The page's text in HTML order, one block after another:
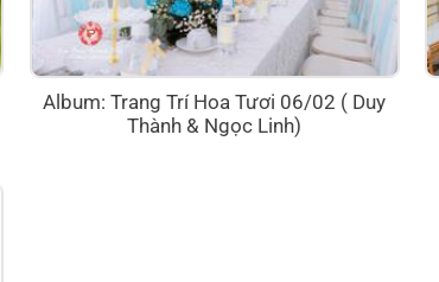
Album: Trang Trí Hoa Tươi 06/02 ( Duy
Thành & Ngọc Linh)